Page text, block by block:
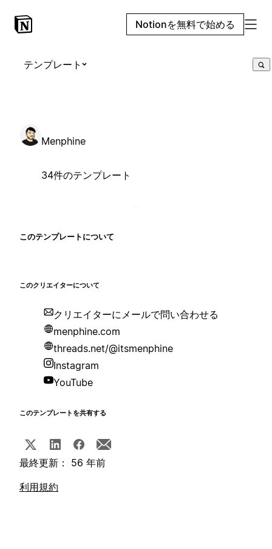
Notionを無料で始める
テンプレート
Menphine
34件のテンプレート
このテンプレートについて
このクリエイターについて
クリエイターにメールで問い合わせる
menphine.com
threads.net/@itsmenphine
Instagram
YouTube
このテンプレートを共有する
最終更新： 56 年前
利用規約